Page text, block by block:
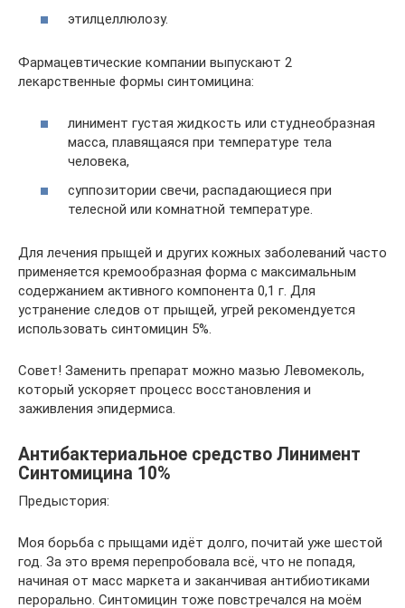
этилцеллюлозу.
Фармацевтические компании выпускают 2
лекарственные формы синтомицина:
линимент густая жидкость или студнеобразная
масса, плавящаяся при температуре тела
человека,
суппозитории свечи, распадающиеся при
телесной или комнатной температуре.
Для лечения прыщей и других кожных заболеваний часто
применяется кремообразная форма с максимальным
содержанием активного компонента 0,1 г. Для
устранение следов от прыщей, угрей рекомендуется
использовать синтомицин 5%.
Совет! Заменить препарат можно мазью Левомеколь,
который ускоряет процесс восстановления и
заживления эпидермиса.
Антибактериальное средство Линимент
Синтомицина 10%
Предыстория:
Моя борьба с прыщами идёт долго, почитай уже шестой
год. За это время перепробовала всё, что не попадя,
начиная от масс маркета и заканчивая антибиотиками
перорально. Синтомицин тоже повстречался на моём